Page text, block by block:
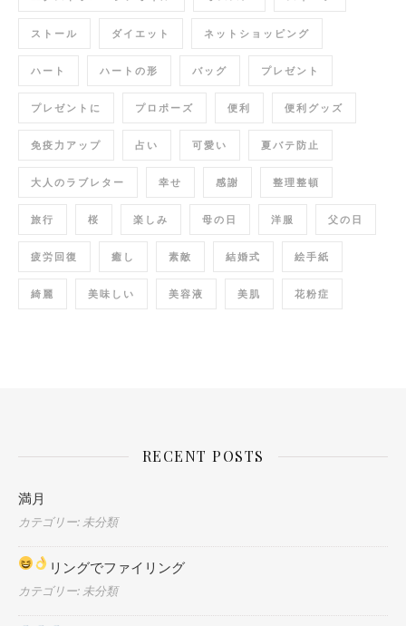
ストール ダイエット ネットショッピング
ハート ハートの形 バッグ プレゼント
プレゼントに プロポーズ 便利 便利グッズ
免疫力アップ 占い 可愛い 夏バテ防止
大人のラブレター 幸せ 感謝 整理整頓
旅行 桜 楽しみ 母の日 洋服 父の日
疲労回復 癒し 素敵 結婚式 絵手紙
綺麗 美味しい 美容液 美肌 花粉症
RECENT POSTS
満月
カテゴリー: 未分類
リングでファイリング
カテゴリー: 未分類